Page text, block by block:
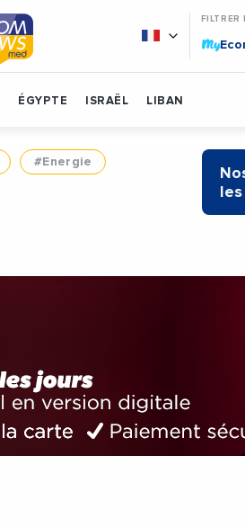
FILTRER
My
ÉGYPTE ISRAËL LIBAN
#Energie